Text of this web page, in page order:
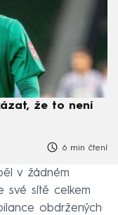
že to není
6 min čtení
v žádném
své sítě celkem
obdržených